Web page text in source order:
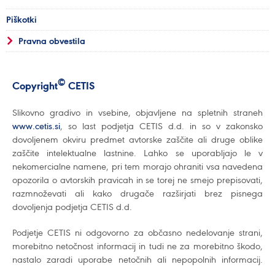
Piškotki
Pravna obvestila
Copyright© CETIS
Slikovno gradivo in vsebine, objavljene na spletnih straneh
www.cetis.si, so last podjetja CETIS d.d. in so v zakonsko
dovoljenem okviru predmet avtorske zaščite ali druge oblike
zaščite intelektualne lastnine. Lahko se uporabljajo le v
nekomercialne namene, pri tem morajo ohraniti vsa navedena
opozorila o avtorskih pravicah in se torej ne smejo prepisovati,
razmnoževati ali kako drugače razširjati brez pisnega
dovoljenja podjetja CETIS d.d.
Podjetje CETIS ni odgovorno za občasno nedelovanje strani,
morebitno netočnost informacij in tudi ne za morebitno škodo,
nastalo zaradi uporabe netočnih ali nepopolnih informacij.